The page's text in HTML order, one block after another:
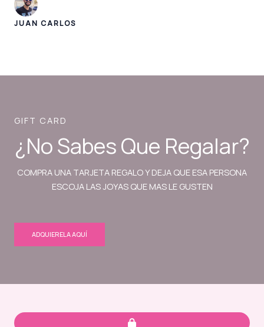
JUAN CARLOS
GIFT CARD
¿No Sabes Que Regalar?
COMPRA UNA TARJETA REGALO Y DEJA QUE ESA PERSONA
ESCOJA LAS JOYAS QUE MAS LE GUSTEN
ADQUIERELA AQUÍ